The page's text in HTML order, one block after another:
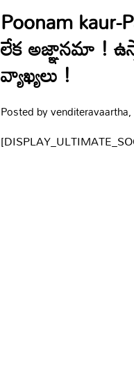
Poonam
లేక అజ్ఞానమా !
వ్యాఖ్యలు !
Posted by venditeravaartha,